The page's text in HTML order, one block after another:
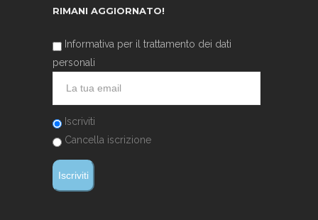
RIMANI AGGIORNATO!
Informativa per il trattamento dei dati
personali
Iscriviti
Cancella iscrizione